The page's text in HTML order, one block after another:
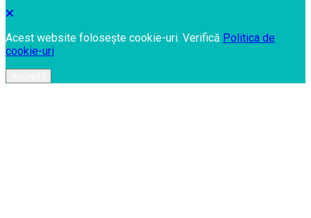
Acest website folosește cookie-uri. Verifică Politica de
cookie-uri